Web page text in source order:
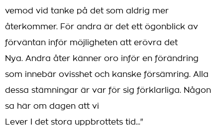
vemod vid tanke på det som aldrig mer
återkommer. För andra är det ett ögonblick av
förväntan inför möjligheten att erövra det
Nya. Andra åter känner oro inför en förändring
som innebär ovisshet och kanske försämring. Alla
dessa stämningar är var för sig förklarliga. Någon
sa här om dagen att vi
Lever I det stora uppbrottets tid..."